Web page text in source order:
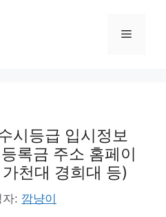
메
시등급 입시정보
록금 주소 홈페이
천대 경희대 등)
자: 깜냥이